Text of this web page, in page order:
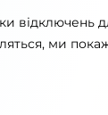
відключень
ми